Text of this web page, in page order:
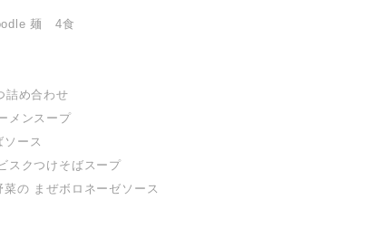
麺 4食
詰め合わせ
メンスープ
ソース
スクつけそばスープ
菜の まぜボロネーゼソース